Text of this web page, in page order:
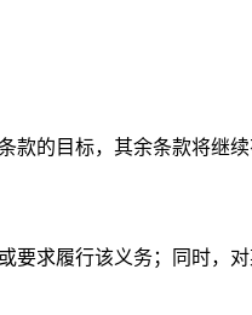
的目标，其余条款将继续
要求履行该义务；同时，